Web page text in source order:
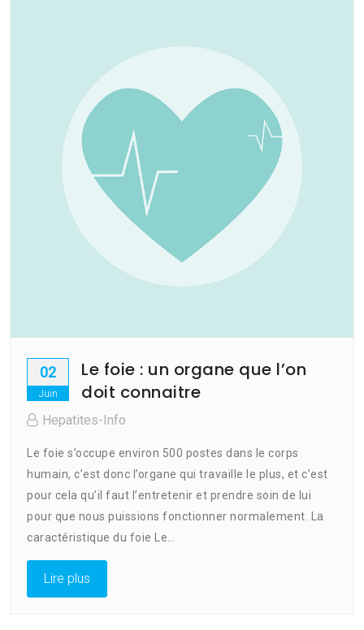
02
Juin
Le foie : un organe que l’on
doit connaitre
Hepatites-Info
Le foie s’occupe environ 500 postes dans le corps
humain, c’est donc l’organe qui travaille le plus, et c’est
pour cela qu’il faut l’entretenir et prendre soin de lui
pour que nous puissions fonctionner normalement. La
caractéristique du foie Le…
Lire plus